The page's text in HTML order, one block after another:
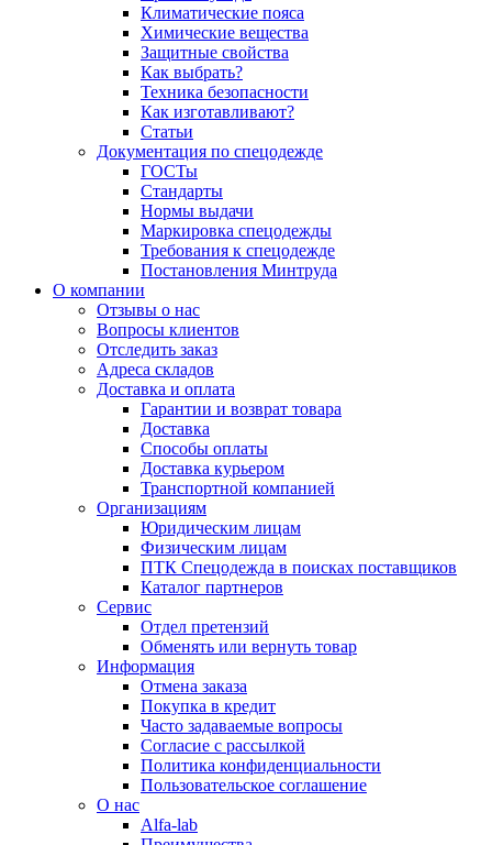
Климатические пояса
Химические вещества
Защитные свойства
Как выбрать?
Техника безопасности
Как изготавливают?
Статьи
Документация по спецодежде
ГОСТы
Cтандарты
Нормы выдачи
Маркировка спецодежды
Требования к спецодежде
Постановления Минтруда
О компании
Отзывы о нас
Вопросы клиентов
Отследить заказ
Адреса складов
Доставка и оплата
Гарантии и возврат товара
Доставка
Способы оплаты
Доставка курьером
Транспортной компанией
Организациям
Юридическим лицам
Физическим лицам
ПТК Спецодежда в поисках поставщиков
Каталог партнеров
Сервис
Отдел претензий
Обменять или вернуть товар
Информация
Отмена заказа
Покупка в кредит
Часто задаваемые вопросы
Согласие с рассылкой
Политика конфиденциальности
Пользовательское соглашение
О нас
Alfa-lab